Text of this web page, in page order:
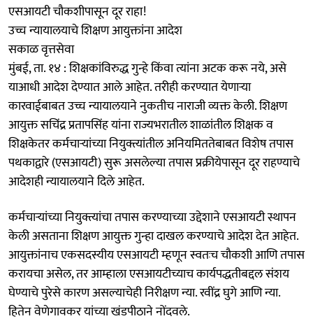
एसआयटी चौकशीपासून दूर राहा!
उच्च न्यायालयाचे शिक्षण आयुक्तांना आदेश
सकाळ वृत्तसेवा
मुंबई, ता. १४ : शिक्षकांविरुद्ध गुन्हे किंवा त्यांना अटक करू नये, असे
याआधी आदेश देण्यात आले आहेत. तरीही करण्यात येणाऱ्या
कारवाईबाबत उच्च न्यायालयाने नुकतीच नाराजी व्यक्त केली. शिक्षण
आयुक्त सचिंद्र प्रतापसिंह यांना राज्यभरातील शाळांतील शिक्षक व
शिक्षकेतर कर्मचाऱ्यांच्या नियुक्त्यांतील अनियमिततेबाबत विशेष तपास
पथकाद्वारे (एसआयटी) सुरू असलेल्या तपास प्रक्रीयेपासून दूर राहण्याचे
आदेशही न्यायालयाने दिले आहेत.
कर्मचाऱ्यांच्या नियुक्त्यांचा तपास करण्याच्या उद्देशाने एसआयटी स्थापन
केली असताना शिक्षण आयुक्त गुन्हा दाखल करण्याचे आदेश देत आहेत.
आयुक्तांनाच एकसदस्यीय एसआयटी म्हणून स्वतःच चौकशी आणि तपास
करायचा असेल, तर आम्हाला एसआयटीच्याच कार्यपद्धतीबद्दल संशय
घेण्याचे पुरेसे कारण असल्याचेही निरीक्षण न्या. रवींद्र घुगे आणि न्या.
हितेन वेणेगावकर यांच्या खंडपीठाने नोंदवले.